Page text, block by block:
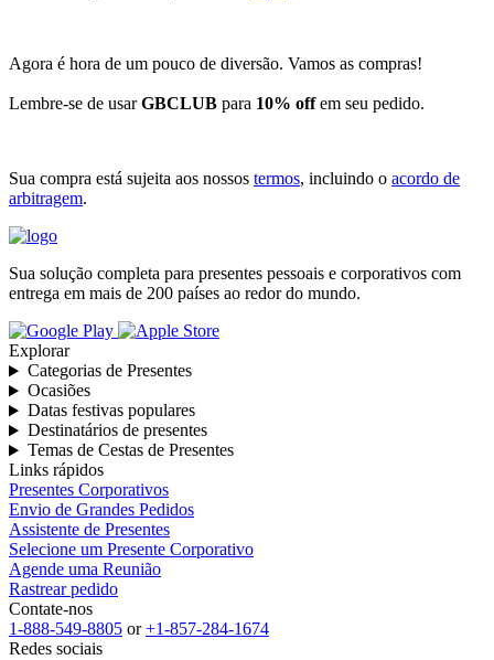
Agora é hora de um pouco de diversão. Vamos as compras!
Lembre-se de usarGBCLUB para 10% offem seu pedido.
Sua compra está sujeita aos nossos termos, incluindo o acordo de
arbitragem.
Sua solução completa para presentes pessoais e corporativos com
entrega em mais de 200 países ao redor do mundo.
Explorar
Categorias de Presentes
Ocasiões
Datas festivas populares
Destinatários de presentes
Temas de Cestas de Presentes
Links rápidos
Presentes Corporativos
Envio de Grandes Pedidos
Assistente de Presentes
Selecione um Presente Corporativo
Agende uma Reunião
Rastrear pedido
Contate-nos
1-888-549-8805 or+1-857-284-1674
Redes sociais